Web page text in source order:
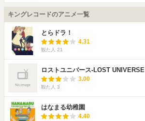
キングレコードのアニメ一覧
とらドラ！
4.31
観た人 21
ロストユニバース-LOST UNIVERSE
3.00
観た人 3
はなまる幼稚園
4.40